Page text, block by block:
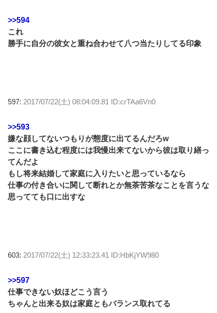
>>594
これ
勝手に自分の彼女と重ね合わせて八つ当たりしてる印象
597: 2017/07/22(土) 08:04:09.81 ID:crTAa6Vn0
>>593
嫌な顔してないつもりが態度に出てるんだろw
ここに書き込む程度には我慢出来てないから彼は取り繕っ
てんだよ
もし将来結婚して家庭に入りたいと思っているなら
仕事の付き合いに関して断れとか無茶苦茶なことを言うな
思ってても口に出すな
603: 2017/07/22(土) 12:33:23.41 ID:HbKjYW980
>>597
仕事できない奴ほどこう言う
ちゃんと出来る奴は家庭ともバランス取れてる